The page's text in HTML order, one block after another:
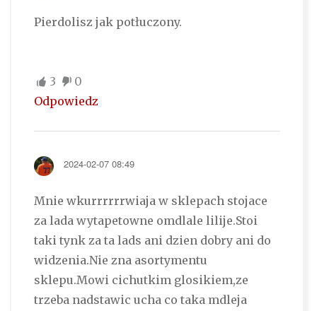
Pierdolisz jak potłuczony.
3
0
Odpowiedz
2024-02-07 08:49
Mnie wkurrrrrrwiaja w sklepach stojace
za lada wytapetowne omdlale lilije.Stoi
taki tynk za ta lads ani dzien dobry ani do
widzenia.Nie zna asortymentu
sklepu.Mowi cichutkim glosikiem,ze
trzeba nadstawic ucha co taka mdleja